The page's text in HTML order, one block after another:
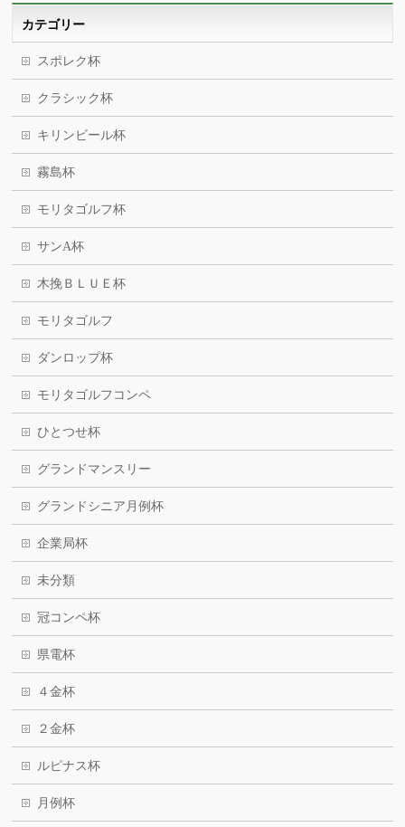
カテゴリー
スポレク杯
クラシック杯
キリンビール杯
霧島杯
モリタゴルフ杯
サンA杯
木挽ＢＬＵＥ杯
モリタゴルフ
ダンロップ杯
モリタゴルフコンペ
ひとつせ杯
グランドマンスリー
グランドシニア月例杯
企業局杯
未分類
冠コンペ杯
県電杯
４金杯
２金杯
ルピナス杯
月例杯